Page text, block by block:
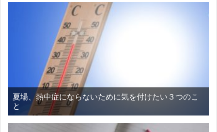
夏場、熱中症にならないために気を付けたい３つのこ
と